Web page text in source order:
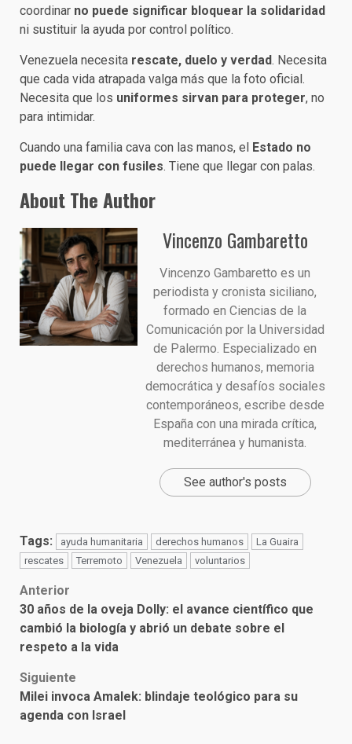
coordinar no puede significar bloquear la solidaridad
ni sustituir la ayuda por control político.
Venezuela necesita rescate, duelo y verdad. Necesita
que cada vida atrapada valga más que la foto oficial.
Necesita que los uniformes sirvan para proteger, no
para intimidar.
Cuando una familia cava con las manos, el Estado no
puede llegar con fusiles. Tiene que llegar con palas.
About The Author
Vincenzo Gambaretto
Vincenzo Gambaretto es un
periodista y cronista siciliano,
formado en Ciencias de la
Comunicación por la Universidad
de Palermo. Especializado en
derechos humanos, memoria
democrática y desafíos sociales
contemporáneos, escribe desde
España con una mirada crítica,
mediterránea y humanista.
See author's posts
Tags: ayuda humanitaria derechos humanos
La Guaira
rescates
Terremoto Venezuela voluntarios
Post
navigation
Anterior
30 años de la oveja Dolly: el avance científico que
cambió la biología y abrió un debate sobre el
respeto a la vida
Siguiente
Milei invoca Amalek: blindaje teológico para su
agenda con Israel